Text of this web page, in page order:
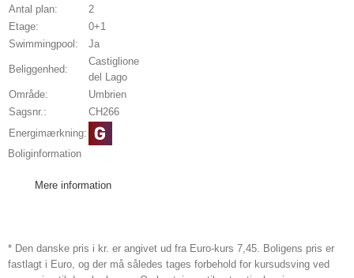
Antal plan:
2
Etage:
0+1
Swimmingpool:
Ja
Beliggenhed:
Castiglione
del Lago
Område:
Umbrien
Sagsnr.:
CH266
Energimærkning:
Boliginformation
Mere information
* Den danske pris i kr. er angivet ud fra Euro-kurs 7,45. Boligens pris er
fastlagt i Euro, og der må således tages forbehold for kursudsving ved